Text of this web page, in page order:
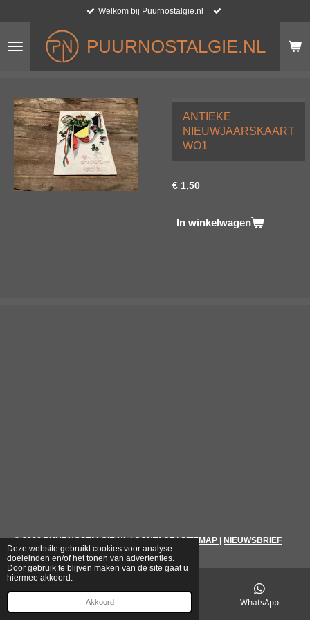
Deze website gebruikt cookies voor analyse-
doeleinden en/of het tonen van advertenties.
Door gebruik te blijven maken van de site gaat u
hiermee akkoord.
Akkoord
naar
hoofdinhoud
PUURNOSTALGIE.NL
Welkom bij Puurnostalgie.nl
ANTIEKE
NIEUWJAARSKAART
WO1
€ 1,50
In winkelwagen
© 2026 PUURNOSTALGIE.NL|CONTACT|SITEMAP NIEUWSBRIEF
WhatsApp